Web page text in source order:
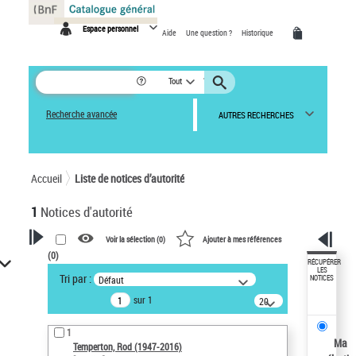
Espace personnel Aide Une question ? Historique
Tout
Recherche avancée AUTRES RECHERCHES
Accueil Liste de notices d’autorité
1 Notices d'autorité
VOTRE RECHERCHE
Recherche avancée dans les
notices d’autorité
Œuvres liées à l'auteur :
Temperton, Rod (1947-2016)
Voir la sélection (0) Ajouter à mes références
(0)
Tri par : Défaut
sur 1
20
résultats/page
1
Temperton, Rod (1947-2016)
RÉCUPÉRER
LES
NOTICES
Ma
Panneau de gestion des cookies